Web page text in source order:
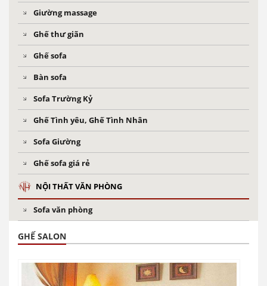
Giường massage
Ghế thư giãn
Ghế sofa
Bàn sofa
Sofa Trường Kỷ
Ghế Tình yêu, Ghế Tình Nhân
Sofa Giường
Ghế sofa giá rẻ
NỘI THẤT VĂN PHÒNG
Sofa văn phòng
GHẾ SALON